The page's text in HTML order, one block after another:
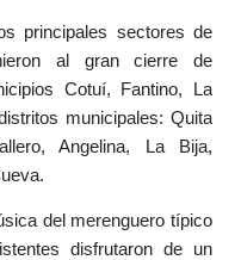
principales sectores de
al gran cierre de
Cotuí, Fantino, La
municipales: Quita
Angelina, La Bija,
del merenguero típico
disfrutaron de un